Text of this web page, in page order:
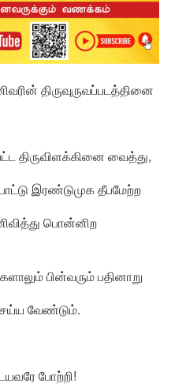
திருவுருவப்படத்தினை
திருவிளக்கினை வைத்து,
இரண்டுமுக தீபமேற்ற
பொன்னிற
பின்வரும் பதினாறு
வேண்டும்.
போற்றி!